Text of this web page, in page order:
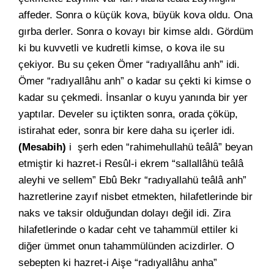
affeder. Sonra o küçük kova, büyük kova oldu. Ona
gırba derler. Sonra o kovayı bir kimse aldı. Gördüm
ki bu kuvvetli ve kudretli kimse, o kova ile su
çekiyor. Bu su çeken Ömer “radıyallâhu anh” idi.
Ömer “radıyallâhu anh” o kadar su çekti ki kimse o
kadar su çekmedi. İnsanlar o kuyu yanında bir yer
yaptılar. Develer su içtikten sonra, orada çöküp,
istirahat eder, sonra bir kere daha su içerler idi.
(Mesabih) i şerh eden “rahimehullahü teâlâ” beyan
etmiştir ki hazret-i Resûl-i ekrem “sallallâhü teâlâ
aleyhi ve sellem” Ebû Bekr “radıyallahü teâlâ anh”
hazretlerine zayıf nisbet etmekten, hilafetlerinde bir
naks ve taksir olduğundan dolayı değil idi. Zira
hilafetlerinde o kadar ceht ve tahammül ettiler ki
diğer ümmet onun tahammülünden acizdirler. O
sebepten ki hazret-i Aişe “radıyallâhu anha”